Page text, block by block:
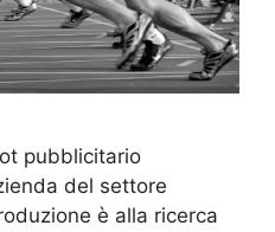
pubblicitario
del settore
è alla ricerca